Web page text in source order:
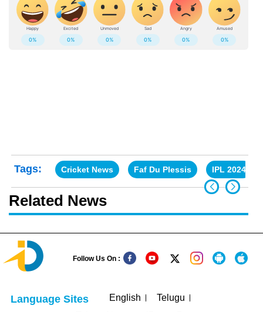
Tags: Cricket News Faf Du Plessis IPL 2024
Related News
Follow Us On :
Language Sites English Telugu